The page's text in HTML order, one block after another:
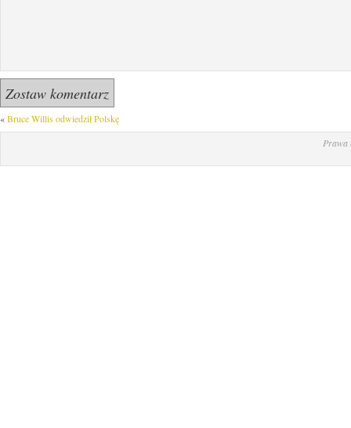
«Bruce Willis odwiedził Polskę